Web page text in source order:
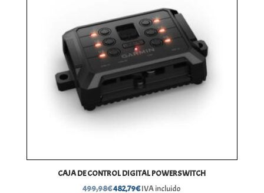
CAJA DE CONTROL DIGITAL POWERSWITCH
499,98€El
482,79€ElIVA incluido